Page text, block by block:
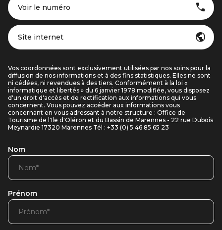
Voir le numéro
Site internet
Vos coordonnées sont exclusivement utilisées par nos soins pour la
diffusion de nos informations et à des fins statistiques. Elles ne sont
ni cédées, ni revendues à des tiers. Conformément à la loi «
informatique et libertés » du 6 janvier 1978 modifiée, vous disposez
d'un droit d'accès et de rectification aux informations qui vous
concernent. Vous pouvez accéder aux informations vous
concernant en vous adressant à notre structure : Office de
Tourisme de l'Ile d'Oléron et du Bassin de Marennes - 22 rue Dubois
Meynardie 17320 Marennes Tél : +33 (0) 5 46 85 65 23
Nom
Prénom